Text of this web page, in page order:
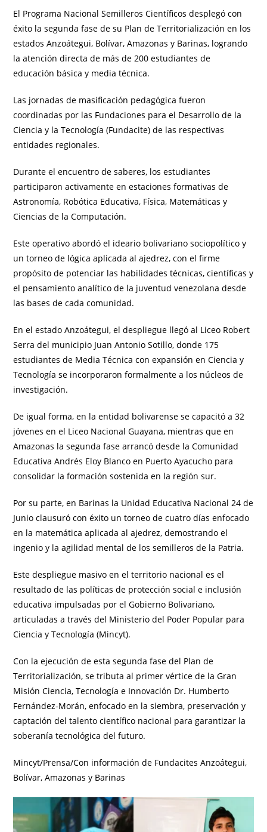
El Programa Nacional Semilleros Científicos desplegó con
éxito la segunda fase de su Plan de Territorialización en los
estados Anzoátegui, Bolívar, Amazonas y Barinas, logrando
la atención directa de más de 200 estudiantes de
educación básica y media técnica.
Las jornadas de masificación pedagógica fueron
coordinadas por las Fundaciones para el Desarrollo de la
Ciencia y la Tecnología (Fundacite) de las respectivas
entidades regionales.
Durante el encuentro de saberes, los estudiantes
participaron activamente en estaciones formativas de
Astronomía, Robótica Educativa, Física, Matemáticas y
Ciencias de la Computación.
Este operativo abordó el ideario bolivariano sociopolítico y
un torneo de lógica aplicada al ajedrez, con el firme
propósito de potenciar las habilidades técnicas, científicas y
el pensamiento analítico de la juventud venezolana desde
las bases de cada comunidad.
En el estado Anzoátegui, el despliegue llegó al Liceo Robert
Serra del municipio Juan Antonio Sotillo, donde 175
estudiantes de Media Técnica con expansión en Ciencia y
Tecnología se incorporaron formalmente a los núcleos de
investigación.
De igual forma, en la entidad bolivarense se capacitó a 32
jóvenes en el Liceo Nacional Guayana, mientras que en
Amazonas la segunda fase arrancó desde la Comunidad
Educativa Andrés Eloy Blanco en Puerto Ayacucho para
consolidar la formación sostenida en la región sur.
Por su parte, en Barinas la Unidad Educativa Nacional 24 de
Junio clausuró con éxito un torneo de cuatro días enfocado
en la matemática aplicada al ajedrez, demostrando el
ingenio y la agilidad mental de los semilleros de la Patria.
Este despliegue masivo en el territorio nacional es el
resultado de las políticas de protección social e inclusión
educativa impulsadas por el Gobierno Bolivariano,
articuladas a través del Ministerio del Poder Popular para
Ciencia y Tecnología (Mincyt).
Con la ejecución de esta segunda fase del Plan de
Territorialización, se tributa al primer vértice de la Gran
Misión Ciencia, Tecnología e Innovación Dr. Humberto
Fernández-Morán, enfocado en la siembra, preservación y
captación del talento científico nacional para garantizar la
soberanía tecnológica del futuro.
Mincyt/Prensa/Con información de Fundacites Anzoátegui,
Bolívar, Amazonas y Barinas